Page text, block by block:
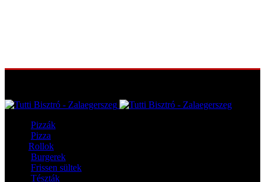
Pizzák
Pizza
Rollok
Burgerek
Frissen sültek
Tészták